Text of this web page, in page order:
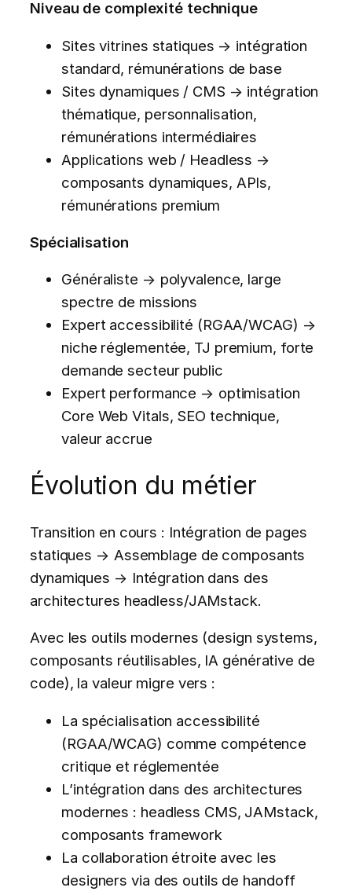
Niveau de complexité technique
Sites vitrines statiques → intégration
standard, rémunérations de base
Sites dynamiques / CMS → intégration
thématique, personnalisation,
rémunérations intermédiaires
Applications web / Headless →
composants dynamiques, APIs,
rémunérations premium
Spécialisation
Généraliste → polyvalence, large
spectre de missions
Expert accessibilité (RGAA/WCAG) →
niche réglementée, TJ premium, forte
demande secteur public
Expert performance → optimisation
Core Web Vitals, SEO technique,
valeur accrue
Évolution du métier
Transition en cours : Intégration de pages
statiques → Assemblage de composants
dynamiques → Intégration dans des
architectures headless/JAMstack.
Avec les outils modernes (design systems,
composants réutilisables, IA générative de
code), la valeur migre vers :
La spécialisation accessibilité
(RGAA/WCAG) comme compétence
critique et réglementée
L’intégration dans des architectures
modernes : headless CMS, JAMstack,
composants framework
La collaboration étroite avec les
designers via des outils de handoff